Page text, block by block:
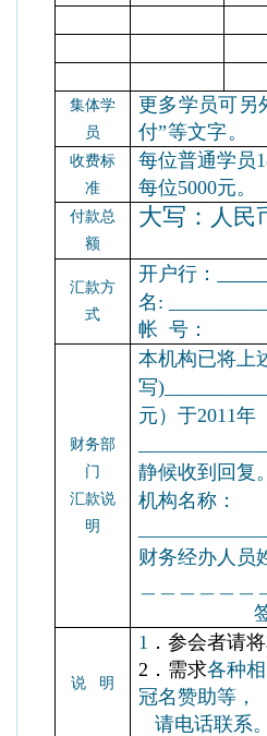
集体学
员
更多学员可另
付”等文字。
收费标
准
每位普通学员
每位5000元。
付款总
额
大写： 人民
汇款方
式
开户行：
名 :
帐 号：
财务部
门
汇款说
明
本机构已将上
写
元）于2011
静候收到回复。
机构名称：
财务经办人员
＿＿＿＿＿＿
说 明
1 ．参会者请
2．需求各种
冠名赞助等，
请电话联系